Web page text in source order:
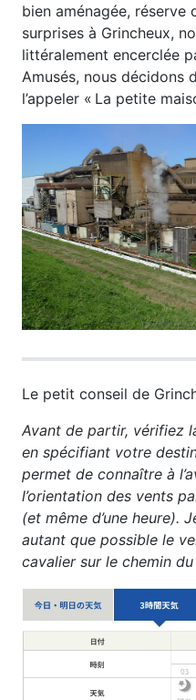
bien aménagée, réserve
surprises à Grincheux,
littéralement encerclée
Amusés, nous décidons
l’appeler « La petite
Le petit conseil de
Avant de partir, vérifiez
en spécifiant votre
permet de connaître à
l’orientation des vents
(et même d’une heure).
autant que possible le
cavalier sur le chemin